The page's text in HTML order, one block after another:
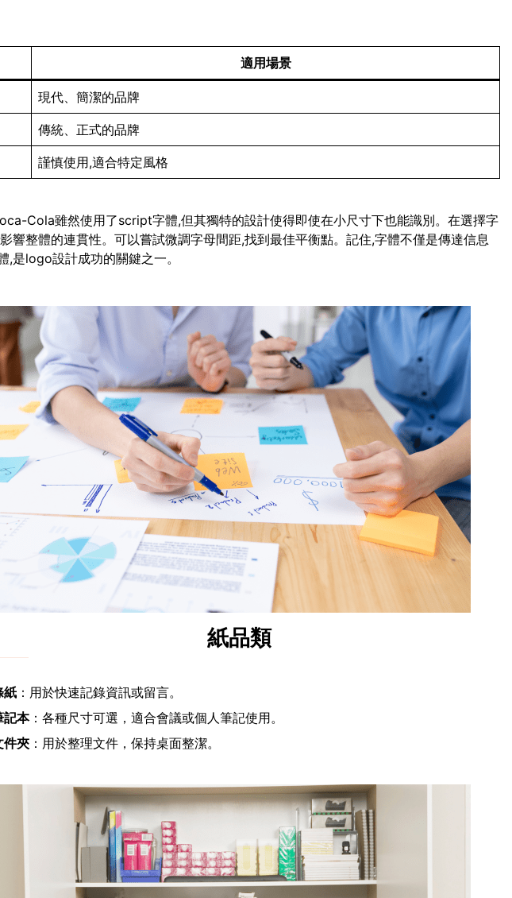
適用場景
現代、簡潔的品牌
傳統、正式的品牌
謹慎使用,適合特定風格
Cola雖然使用了script字體,但其獨特的設計使得即使在小尺寸下也能識別。在選擇字
整體的連貫性。可以嘗試微調字母間距,找到最佳平衡點。記住,字體不僅是傳達信息
是logo設計成功的關鍵之一。
紙品類
紙 ：用於快速記錄資訊或留言。
記本：各種尺寸可選，適合會議或個人筆記使用。
件夾 ：用於整理文件，保持桌面整潔。